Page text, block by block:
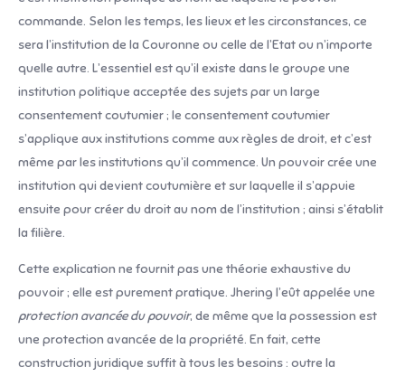
commande. Selon les temps, les lieux et les circonstances, ce
sera l’institution de la Couronne ou celle de l’Etat ou n’importe
quelle autre. L’essentiel est qu’il existe dans le groupe une
institution politique acceptée des sujets par un large
consentement coutumier ; le consentement coutumier
s’applique aux institutions comme aux règles de droit, et c’est
même par les institutions qu’il commence. Un pouvoir crée une
institution qui devient coutumière et sur laquelle il s’appuie
ensuite pour créer du droit au nom de l’institution ; ainsi s’établit
la filière.
Cette explication ne fournit pas une théorie exhaustive du
pouvoir ; elle est purement pratique. Jhering l’eût appelée une
protection avancée du pouvoir, de même que la possession est
une protection avancée de la propriété. En fait, cette
construction juridique suffit à tous les besoins : outre la